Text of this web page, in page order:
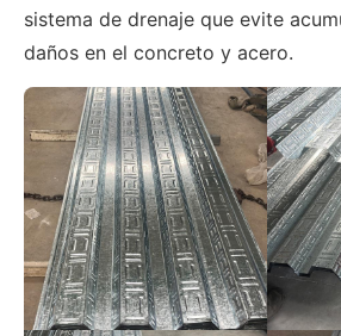
sistema de drenaje que evite
daños en el concreto y acero.